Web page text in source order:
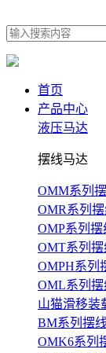
首页
产品中心
液压马达
摆线马达
OMM系列
OMR系列
OMP系列
OMT系列
OMPH系列
OML系列
山猫滑移装
BM系列摆
OMK6系列